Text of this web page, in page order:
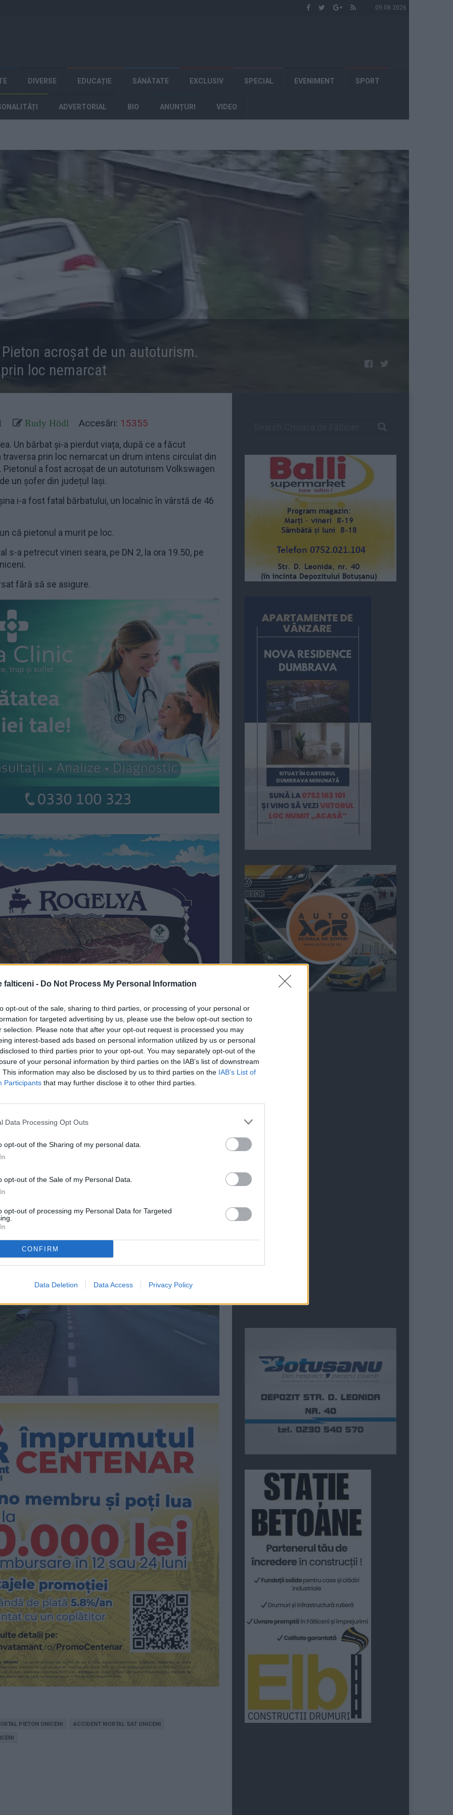
falticeni - Do Not Process My Personal Information
opt-out of the sale, sharing to third parties, or processing of your personal or
for targeted advertising by us, please use the below opt-out section to
selection. Please note that after your opt-out request is processed you may
interest-based ads based on personal information utilized by us or personal
to third parties prior to your opt-out. You may separately opt-out of the
of your personal information by third parties on the IAB’s list of downstream
This information may also be disclosed by us to third parties on the IAB’s List of
Participants that may further disclose it to other third parties.
Data Processing Opt Outs
opt-out of the Sharing of my personal data.
opt-out of the Sale of my Personal Data.
opt-out of processing my Personal Data for Targeted
CONFIRM
Data Deletion Data Access Privacy Policy
09.08.2026
DIVERSE EDUCAȚIE SĂNĂTATE EXCLUSIV SPECIAL EVENIMENT SPORT
ADVERTORIAL BIO ANUNȚURI VIDEO
acroșat de un autoturism.
loc nemarcat
Rudy Hödl Accesări: 15355
Un bărbat și-a pierdut viața, după ce a făcut
traversa prin loc nemarcat un drum intens circulat din
Pietonul a fost acroșat de un autoturism Volkswagen
un șofer din județul Iași.
i-a fost fatal bărbatului, un localnic în vârstă de 46
că pietonul a murit pe loc.
s-a petrecut vineri seara, pe DN 2, la ora 19.50, pe
fără să se asigure.
incidentului, șoferul, în vârstă de 54 de ani, a părăsit
Aceștia au întocmit dosar penal pentru ucidere
de polițiștii Biroului Rutier Fălticeni.
PIETON ONICENI ACCIDENT MORTAL SAT ONICENI